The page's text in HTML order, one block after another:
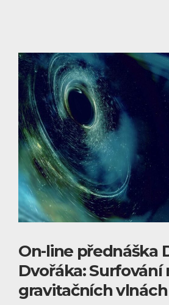
On-line přednáška
Dvořáka: Surfování
gravitačních vlnách